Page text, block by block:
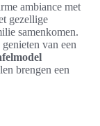
ambiance met
gezellige
samenkomen.
van een
brengen een